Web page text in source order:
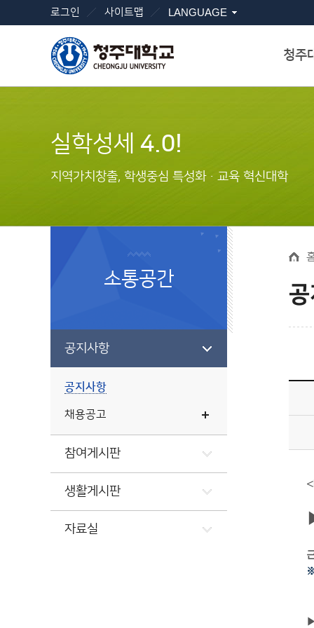
로그인 사이트맵 LANGUAGE
청주
실학성세 4.0!
지역가치창출, 학생중심 특성화ㆍ교육 혁신대학
소통공간
공지사항
공지사항
채용공고
참여게시판
생활게시판
자료실
<
▶